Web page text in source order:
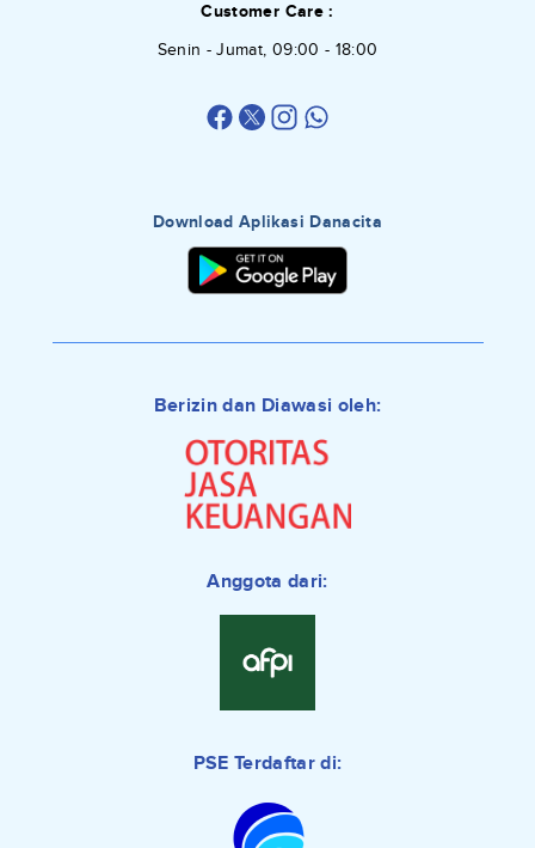
Customer Care :
Senin - Jumat, 09:00 - 18:00
Download Aplikasi Danacita
Berizin dan Diawasi oleh:
Anggota dari:
PSE Terdaftar di: